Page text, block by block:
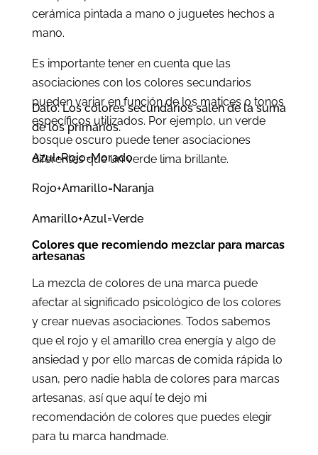
cerámica pintada a mano o juguetes hechos a
mano.
Es importante tener en cuenta que las
asociaciones con los colores secundarios
pueden variar en función de los matices o tonos
específicos utilizados. Por ejemplo, un verde
bosque oscuro puede tener asociaciones
diferentes que un verde lima brillante.
Dato: Los colores secundarios salen de la suma
de los primarios.
Azul+Rojo=Morado
Rojo+Amarillo=Naranja
Amarillo+Azul=Verde
Colores que recomiendo mezclar para marcas
artesanas
La mezcla de colores de una marca puede
afectar al significado psicológico de los colores
y crear nuevas asociaciones. Todos sabemos
que el rojo y el amarillo crea energía y algo de
ansiedad y por ello marcas de comida rápida lo
usan, pero nadie habla de colores para marcas
artesanas, así que aquí te dejo mi
recomendación de colores que puedes elegir
para tu marca handmade.